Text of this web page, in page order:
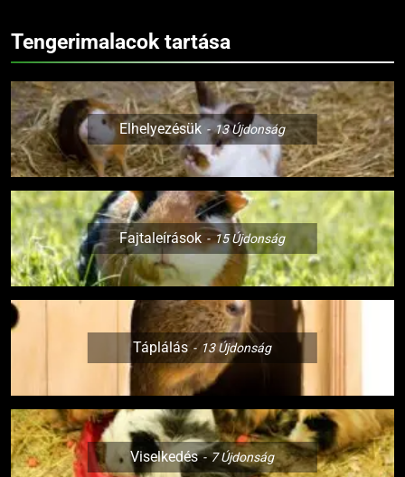
Tengerimalacok tartása
Elhelyezésük 13Újdonság
Fajtaleírások 15Újdonság
Táplálás 13Újdonság
Viselkedés 7Újdonság